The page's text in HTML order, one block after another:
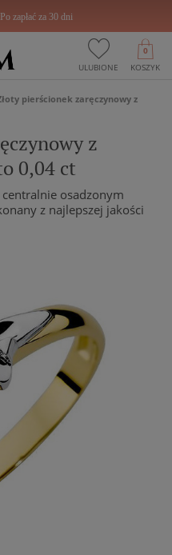
zapłać za 30 dni
ULUBIONE KOSZYK
0
pierścionek zaręczynowy z
z
0,04 ct
osadzonym
z najlepszej jakości